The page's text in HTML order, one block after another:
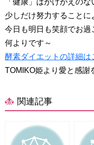
「健康」はかけがえのな
少しだけ努力することに
今日も明日も笑顔でお過
何よりです～
酵素ダイエットの詳細は
TOMIKO姫より愛と感謝
関連記事